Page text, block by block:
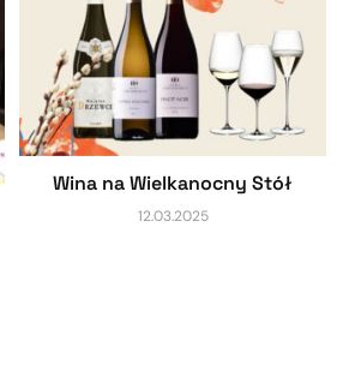
Wina na Wielkanocny Stół
12.03.2025